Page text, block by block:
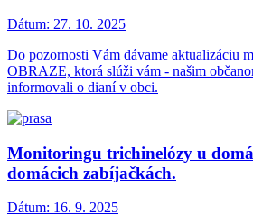
Dátum: 27. 10. 2025
Do pozornosti Vám dávame aktualizáciu
OBRAZE, ktorá slúži vám - našim
informovali o dianí v obci.
Monitoringu trichinelózy u
domácich zabíjačkách.
Dátum: 16. 9. 2025